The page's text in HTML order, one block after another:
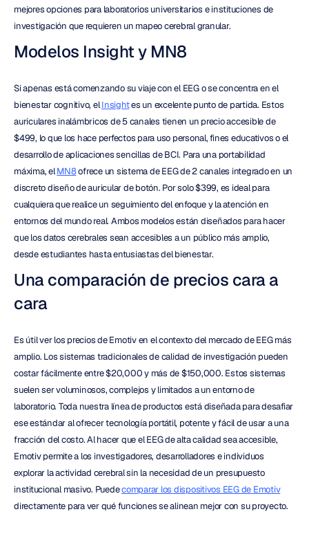
mejores opciones para laboratorios universitarios e instituciones de
investigación que requieren un mapeo cerebral granular.
Modelos Insight y MN8
Si apenas está comenzando su viaje con el EEG o se concentra en el
bienestar cognitivo, el Insight es un excelente punto de partida. Estos
auriculares inalámbricos de 5 canales tienen un precio accesible de
$499, lo que los hace perfectos para uso personal, fines educativos o el
desarrollo de aplicaciones sencillas de BCI. Para una portabilidad
máxima, el MN8 ofrece un sistema de EEG de 2 canales integrado en un
discreto diseño de auricular de botón. Por solo $399, es ideal para
cualquiera que realice un seguimiento del enfoque y la atención en
entornos del mundo real. Ambos modelos están diseñados para hacer
que los datos cerebrales sean accesibles a un público más amplio,
desde estudiantes hasta entusiastas del bienestar.
Una comparación de precios cara a
cara
Es útil ver los precios de Emotiv en el contexto del mercado de EEG más
amplio. Los sistemas tradicionales de calidad de investigación pueden
costar fácilmente entre $20,000 y más de $150,000. Estos sistemas
suelen ser voluminosos, complejos y limitados a un entorno de
laboratorio. Toda nuestra línea de productos está diseñada para desafiar
ese estándar al ofrecer tecnología portátil, potente y fácil de usar a una
fracción del costo. Al hacer que el EEG de alta calidad sea accesible,
Emotiv permite a los investigadores, desarrolladores e individuos
explorar la actividad cerebral sin la necesidad de un presupuesto
institucional masivo. Puede comparar los dispositivos EEG de Emotiv
directamente para ver qué funciones se alinean mejor con su proyecto.